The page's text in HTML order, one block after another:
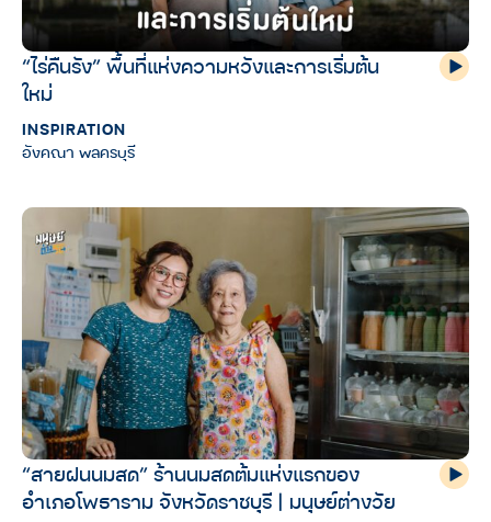
“ไร่คืนรัง” พื้นที่แห่งความหวังและการเริ่มต้น
ใหม่
INSPIRATION
อังคณา พลครบุรี
“สายฝนนมสด” ร้านนมสดต้มแห่งแรกของ
อำเภอโพธาราม จังหวัดราชบุรี | มนุษย์ต่างวัย